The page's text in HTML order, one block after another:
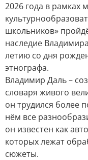
2026 года в рамках
школьников»
наследие
летию со дня
этнографа.
Владимир Даль –
словаря живого
он трудился более
нём все
он известен как
которых лежат
сюжеты.